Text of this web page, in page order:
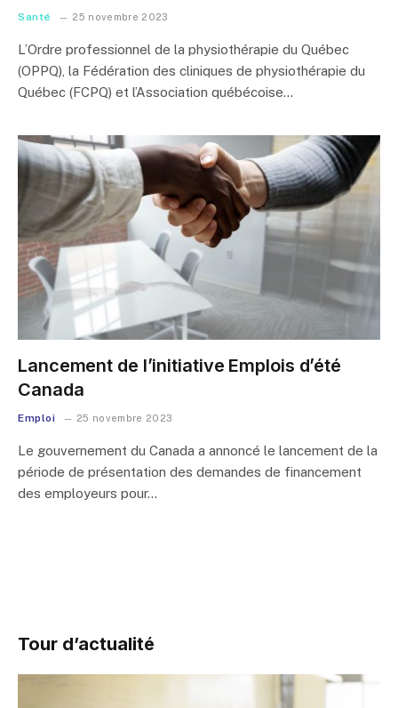
Santé 25 novembre 2023
L’Ordre professionnel de la physiothérapie du Québec
(OPPQ), la Fédération des cliniques de physiothérapie du
Québec (FCPQ) et l’Association québécoise…
Lancement de l’initiative Emplois d’été
Canada
Emploi 25 novembre 2023
Le gouvernement du Canada a annoncé le lancement de la
période de présentation des demandes de financement
des employeurs pour…
Tour d’actualité